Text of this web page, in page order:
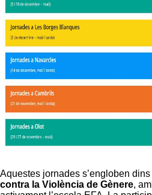
Aquestes jornades s’engloben
contra la Violència de Gènere,